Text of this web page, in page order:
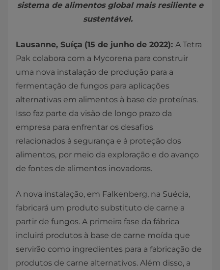
sistema de alimentos global mais resiliente e
sustentável.
Lausanne, Suíça (15 de junho de 2022): A Tetra
Pak colabora com a Mycorena para construir
uma nova instalação de produção para a
fermentação de fungos para aplicações
alternativas em alimentos à base de proteínas.
Isso faz parte da visão de longo prazo da
empresa para enfrentar os desafios
relacionados à segurança e à proteção dos
alimentos, por meio da exploração e do avanço
de fontes de alimentos inovadoras.
A nova instalação, em Falkenberg, na Suécia,
fabricará um produto substituto de carne a
partir de fungos. A primeira fase da fábrica
incluirá produtos à base de carne moída que
servirão como ingredientes para a fabricação de
produtos de carne alternativos. Além disso, a